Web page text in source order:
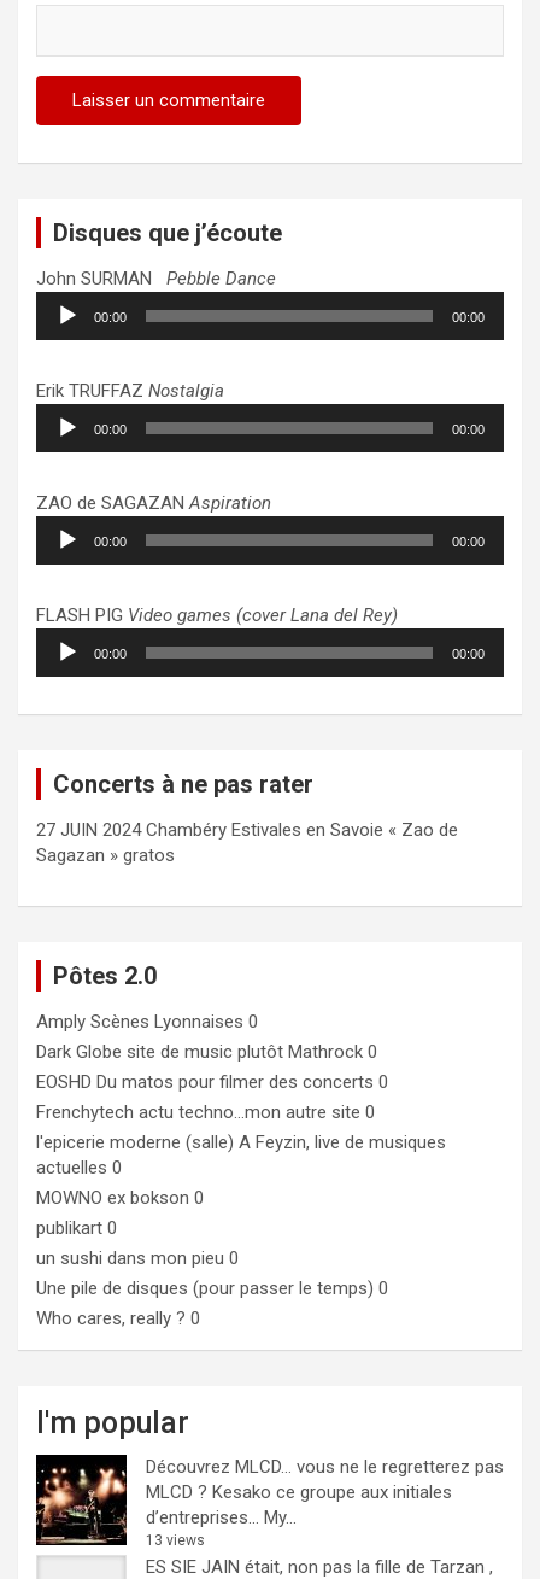
Disques que j’écoute
John SURMAN Pebble Dance
Lecteur
audio
00:00 00:00
Erik TRUFFAZ Nostalgia
Lecteur
audio
00:00 00:00
ZAO de SAGAZANAspiration
Lecteur
audio
00:00 00:00
FLASH PIG Video games (cover Lana del Rey)
Lecteur
audio
00:00 00:00
Concerts à ne pas rater
27 JUIN 2024 Chambéry Estivales en Savoie « Zao de
Sagazan » gratos
Pôtes 2.0
Amply Scènes Lyonnaises 0
Dark Globe site de music plutôt Mathrock 0
EOSHD Du matos pour filmer des concerts 0
Frenchytech actu techno…mon autre site 0
l'epicerie moderne (salle) A Feyzin, live de musiques
actuelles 0
MOWNO ex bokson 0
publikart 0
un sushi dans mon pieu 0
Une pile de disques (pour passer le temps) 0
Who cares, really ? 0
I'm popular
Découvrez MLCD… vous ne le regretterez pas
MLCD ? Kesako ce groupe aux initiales
d’entreprises… My...
13 views
ES SIE JAIN était, non pas la fille de Tarzan ,